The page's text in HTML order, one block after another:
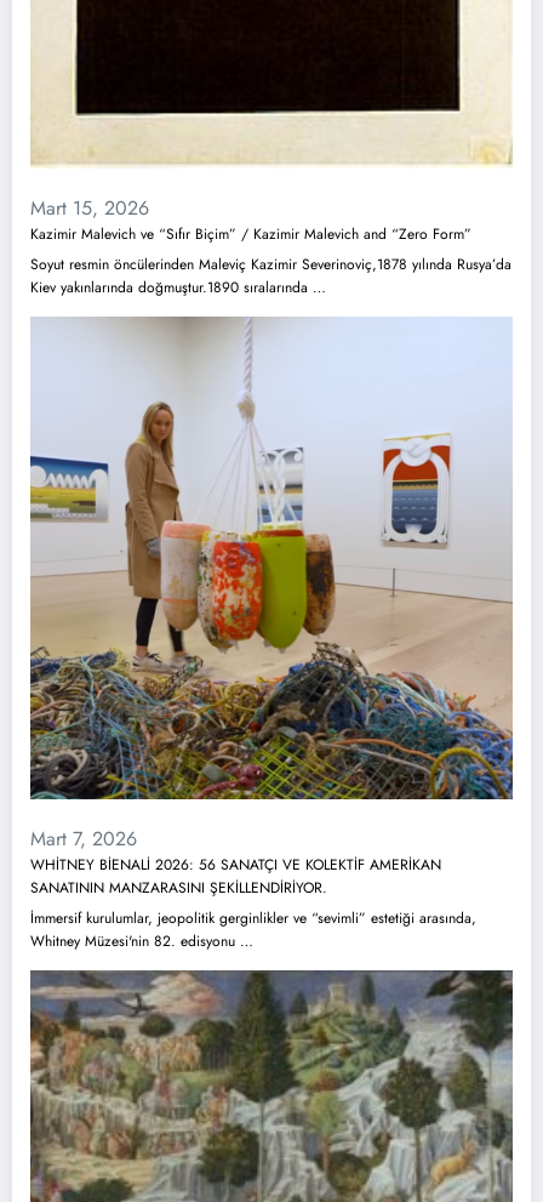
Mart 15, 2026
Kazimir Malevich ve “Sıfır Biçim” / Kazimir Malevich and “Zero Form”
Soyut resmin öncülerinden Maleviç Kazimir Severinoviç,1878 yılında Rusya’da
Kiev yakınlarında doğmuştur.1890 sıralarında …
Mart 7, 2026
WHİTNEY BİENALİ 2026: 56 SANATÇI VE KOLEKTİF AMERİKAN
SANATININ MANZARASINI ŞEKİLLENDİRİYOR.
İmmersif kurulumlar, jeopolitik gerginlikler ve “sevimli” estetiği arasında,
Whitney Müzesi'nin 82. edisyonu …